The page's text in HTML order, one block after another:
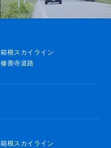
箱根スカイライン
修善寺道路
箱根スカイライン